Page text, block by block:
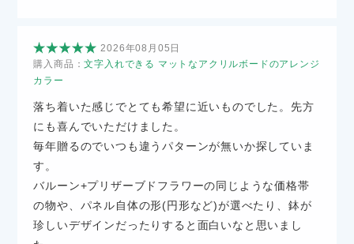
2026年08月05日
購入商品：文字入れできる マットなアクリルボードのアレンジ
カラー
落ち着いた感じでとても希望に近いものでした。先方
にも喜んでいただけました。
毎年贈るのでいつも違うパターンが無いか探していま
す。
バルーン+プリザーブドフラワーの同じような価格帯
の物や、パネル自体の形(円形など)が選べたり、鉢が
珍しいデザインだったりすると面白いなと思いまし